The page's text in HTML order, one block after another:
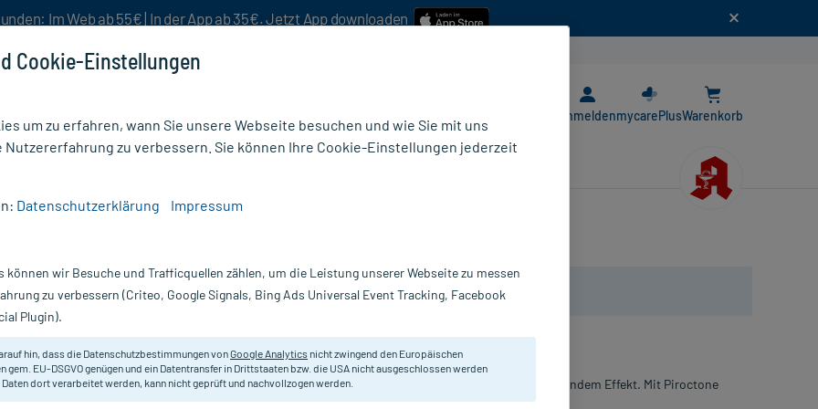
Im Web ab 55€ | In der App ab 35€. Jetzt App downloaden
AnmeldenmycarePlusWarenkorb
Nur für kurze Zeit:Gratis-Versand* ab 19€ Mindestbestellwert!
Schuh-Deo,
Allpresan
Antibakterielles Deodorant für pilz-empfindliche Füße mit kühlendem Effekt. Mit Piroctone
Olamine und beruhigendem Duft.
Cookie-Einstellungen
um zu erfahren, wann Sie unsere Webseite besuchen und wie Sie mit uns
Nutzererfahrung zu verbessern. Sie können Ihre Cookie-Einstellungen jederzeit
Datenschutzerklärung Impressum
können wir Besuche und Trafficquellen zählen, um die Leistung unserer Webseite zu messen
zu verbessern (Criteo, Google Signals, Bing Ads Universal Event Tracking, Facebook
Plugin).
hin, dass die Datenschutzbestimmungen vonGoogle Analytics nicht zwingend den Europäischen
gem. EU-DSGVO genügen und ein Datentransfer in Drittstaaten bzw. die USA nicht ausgeschlossen werden
Daten dort verarbeitet werden, kann nicht geprüft und nachvollzogen werden.